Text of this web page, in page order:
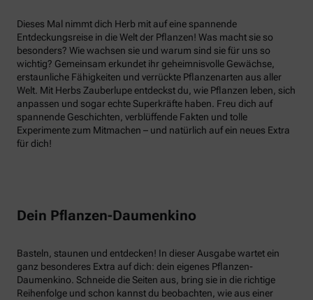
Dieses Mal nimmt dich Herb mit auf eine spannende
Entdeckungsreise in die Welt der Pflanzen! Was macht sie so
besonders? Wie wachsen sie und warum sind sie für uns so
wichtig? Gemeinsam erkundet ihr geheimnisvolle Gewächse,
erstaunliche Fähigkeiten und verrückte Pflanzenarten aus aller
Welt. Mit Herbs Zauberlupe entdeckst du, wie Pflanzen leben, sich
anpassen und sogar echte Superkräfte haben. Freu dich auf
spannende Geschichten, verblüffende Fakten und tolle
Experimente zum Mitmachen – und natürlich auf ein neues Extra
für dich!
Dein Pflanzen-Daumenkino
Basteln, staunen und entdecken! In dieser Ausgabe wartet ein
ganz besonderes Extra auf dich: dein eigenes Pflanzen-
Daumenkino. Schneide die Seiten aus, bring sie in die richtige
Reihenfolge und schon kannst du beobachten, wie aus einer